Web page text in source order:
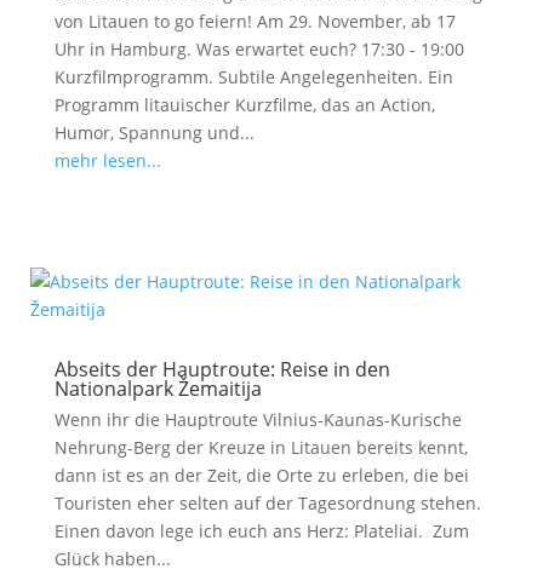
von Litauen to go feiern! Am 29. November, ab 17
Uhr in Hamburg. Was erwartet euch? 17:30 - 19:00
Kurzfilmprogramm. Subtile Angelegenheiten. Ein
Programm litauischer Kurzfilme, das an Action,
Humor, Spannung und...
mehr lesen...
Abseits der Hauptroute: Reise in den
Nationalpark Žemaitija
Wenn ihr die Hauptroute Vilnius-Kaunas-Kurische
Nehrung-Berg der Kreuze in Litauen bereits kennt,
dann ist es an der Zeit, die Orte zu erleben, die bei
Touristen eher selten auf der Tagesordnung stehen.
Einen davon lege ich euch ans Herz: Plateliai. Zum
Glück haben...